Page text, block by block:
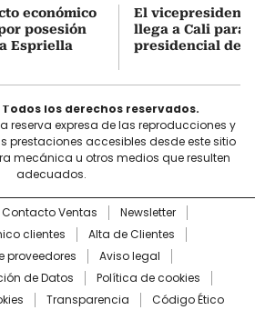
económico
posesión
Espriella
El
llega a Cali para
presidencial de
Todos los derechos reservados.
reserva expresa de las reproducciones y
prestaciones accesibles desde este sitio
mecánica u otros medios que resulten
adecuados.
Contacto Ventas
Newsletter
clientes
Alta de Clientes
proveedores
Aviso legal
de Datos
Política de cookies
Transparencia Código Ético